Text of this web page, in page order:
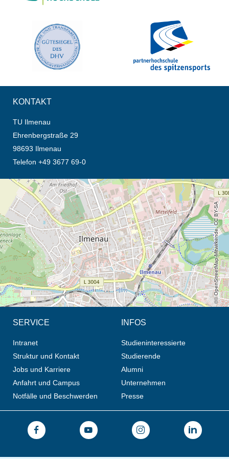
KONTAKT
TU Ilmenau
Ehrenbergstraße 29
98693 Ilmenau
Telefon +49 3677 69-0
Öffnet die Anfahrtsbeschreibung in neuem Tab (Karte)
© OpenStreetMap-Mitwirkende, CC BY-SA
SERVICE
Intranet
Struktur und Kontakt
Jobs und Karriere
Anfahrt und Campus
Notfälle und Beschwerden
INFOS
Studieninteressierte
Studierende
Alumni
Unternehmen
Presse